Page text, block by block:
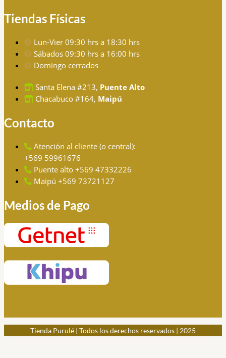
Tiendas Físicas
Lun-Vier 09:30 hrs a 18:30 hrs
Sábados 09:30 hrs a 16:00 hrs
Domingo cerrados
Santa Elena #213, Puente Alto
Chacabuco #164, Maipú
Contacto
Atención al cliente (o central):
+569 59961676
Puente alto +569 47332226
Maipú +569 73721127
Medios de Pago
Tienda Purulé | Todos los derechos reservados | 2025